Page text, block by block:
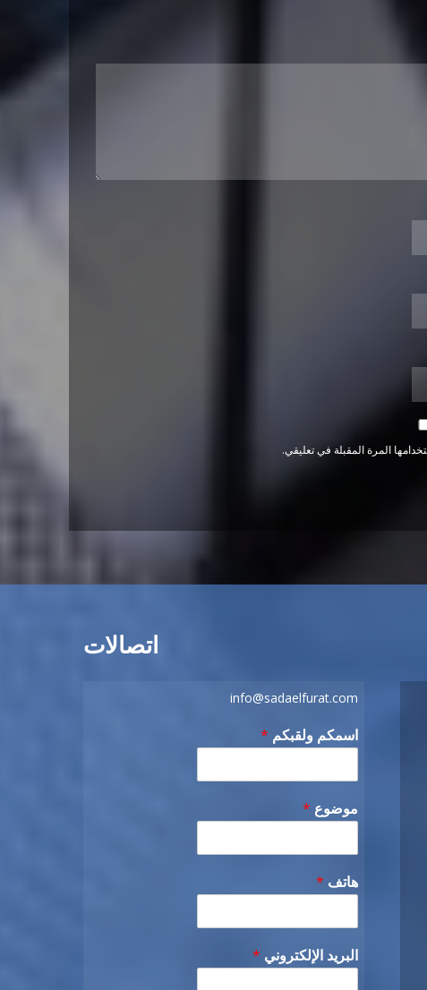
المرة المقبلة في تعليقي.
اتصالات
info@sadaelfurat.com
اسمكم ولقبكم *
موضوع *
هاتف *
البريد الإلكتروني *